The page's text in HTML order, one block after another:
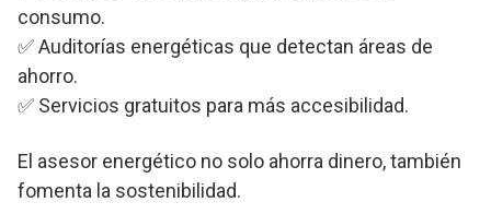
consumo.
✅ Auditorías energéticas que detectan áreas de
ahorro.
✅ Servicios gratuitos para más accesibilidad.
El asesor energético no solo ahorra dinero, también
fomenta la sostenibilidad.